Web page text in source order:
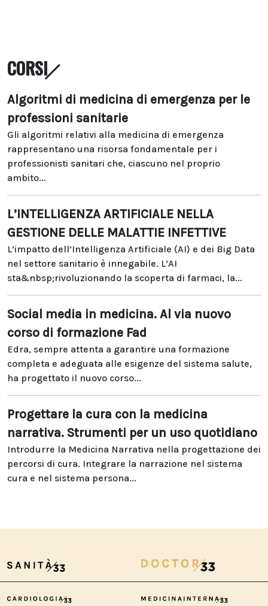
CORSI
Algoritmi di medicina di emergenza per le
professioni sanitarie
Gli algoritmi relativi alla medicina di emergenza
rappresentano una risorsa fondamentale per i
professionisti sanitari che, ciascuno nel proprio
ambito...
L’INTELLIGENZA ARTIFICIALE NELLA
GESTIONE DELLE MALATTIE INFETTIVE
L’impatto dell’Intelligenza Artificiale (AI) e dei Big Data
nel settore sanitario è innegabile. L’AI
sta&nbsp;rivoluzionando la scoperta di farmaci, la...
Social media in medicina. Al via nuovo
corso di formazione Fad
Edra, sempre attenta a garantire una formazione
completa e adeguata alle esigenze del sistema salute,
ha progettato il nuovo corso...
Progettare la cura con la medicina
narrativa. Strumenti per un uso quotidiano
Introdurre la Medicina Narrativa nella progettazione dei
percorsi di cura. Integrare la narrazione nel sistema
cura e nel sistema persona...